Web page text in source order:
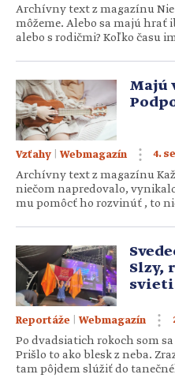
Archívny text z magazínu
môžeme. Alebo sa majú hrať
alebo s rodičmi? Koľko času
Psychológovia vravia, že hra
ich zdravie a […]
Majú
Vzťahy Webmagazín 4.
Archívny text z magazínu
niečom napredovalo,
mu pomôcť ho rozvinúť , to
poriadok sami v sebe.
ktorí sa podelili o svoje
Slzy,
Reportáže Webmagazín
Po dvadsiatich rokoch som
Prišlo to ako blesk z neba.
tam pôjdem slúžiť do